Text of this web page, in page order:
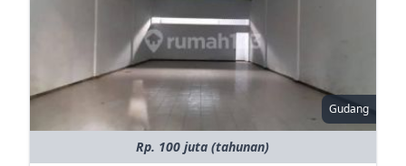
Gudang
Rp. 100 juta (tahunan)